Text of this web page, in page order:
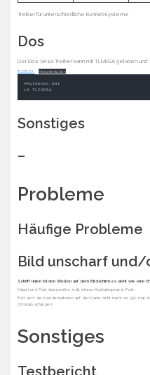
Treiber für unterschiedliche Betriebsysteme
Dos
Der Dos Vesa Treiber kann mit TLIVESA geladen
TLIVESA Herunterladen
#Autoexec.bat
Sonstiges
–
Probleme
Häufige Probleme
Bild unscharf
Schrift linien bilden Wellen auf dem Bildschirm es sieht wie eine
Kabel und Port überprüfen, evtl. etwas Kontaktspray in Port.
Evtl. sind die Kondensatoren auf der Karte nicht mehr so gut, mal
Christals anfangen.
Sonstiges
Testbericht